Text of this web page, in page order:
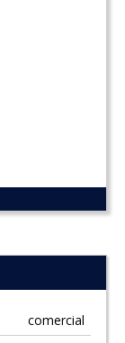
comercial